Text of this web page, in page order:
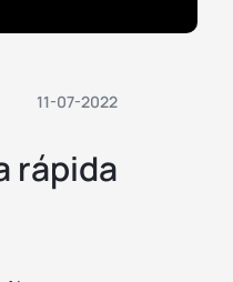
11-07-2022
rápida